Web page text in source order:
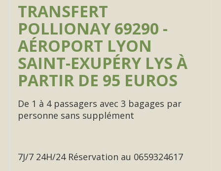
TRANSFERT
POLLIONAY 69290 -
AÉROPORT LYON
SAINT-EXUPÉRY LYS À
PARTIR DE 95 EUROS
De 1 à 4 passagers avec 3 bagages par
personne sans supplément
7J/7 24H/24 Réservation au 0659324617